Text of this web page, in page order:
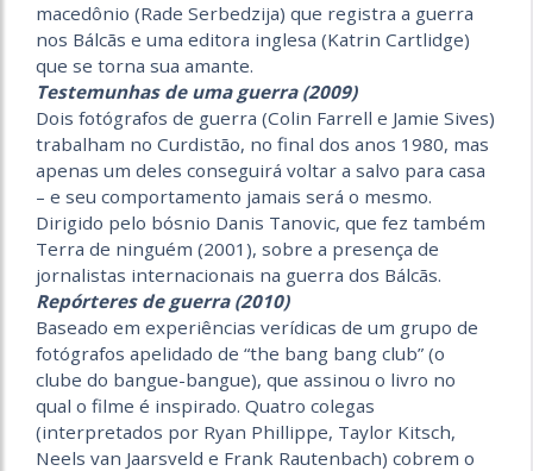
macedônio (Rade Serbedzija) que registra a guerra
nos Bálcãs e uma editora inglesa (Katrin Cartlidge)
que se torna sua amante.
Testemunhas de uma guerra (2009)
Dois fotógrafos de guerra (Colin Farrell e Jamie Sives)
trabalham no Curdistão, no final dos anos 1980, mas
apenas um deles conseguirá voltar a salvo para casa
– e seu comportamento jamais será o mesmo.
Dirigido pelo bósnio Danis Tanovic, que fez também
Terra de ninguém (2001), sobre a presença de
jornalistas internacionais na guerra dos Bálcãs.
Repórteres de guerra (2010)
Baseado em experiências verídicas de um grupo de
fotógrafos apelidado de “the bang bang club” (o
clube do bangue-bangue), que assinou o livro no
qual o filme é inspirado. Quatro colegas
(interpretados por Ryan Phillippe, Taylor Kitsch,
Neels van Jaarsveld e Frank Rautenbach) cobrem o